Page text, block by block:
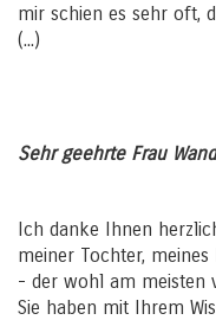
mir schien es sehr oft,
(...)
Sehr geehrte Frau
Ich danke Ihnen
meiner Tochter,
- der wohl am meisten
Sie haben mit Ihrem